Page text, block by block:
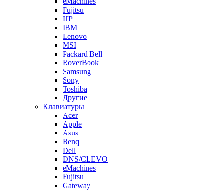
Fujitsu
HP
IBM
Lenovo
MSI
Packard Bell
RoverBook
Samsung
Sony
Toshiba
Другие
Клавиатуры
Acer
Apple
Asus
Benq
Dell
DNS/CLEVO
eMachines
Fujitsu
Gateway